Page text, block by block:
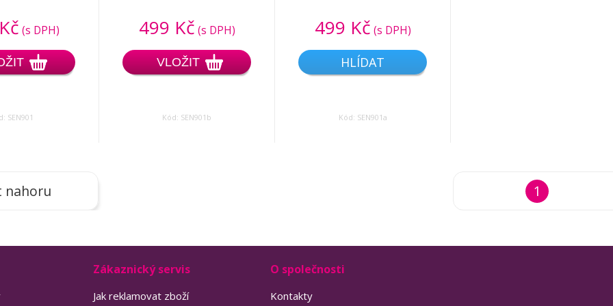
(s DPH)
SEN901
499 Kč (s DPH)
VLOŽIT
Kód: SEN901b
499 Kč (s DPH)
HLÍDAT
Kód: SEN901a
nahoru 1
Zákaznický servis
Jak reklamovat zboží
O společnosti
Kontakty